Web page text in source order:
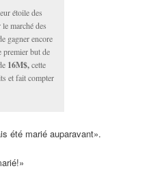
étoile des
marché des
gagner encore
premier but de
16M$,cette
et fait compter
été marié auparavant».